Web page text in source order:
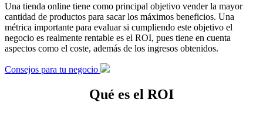
Una tienda online tiene como principal objetivo vender la mayor
cantidad de productos para sacar los máximos beneficios. Una
métrica importante para evaluar si cumpliendo este objetivo el
negocio es realmente rentable es el ROI, pues tiene en cuenta
aspectos como el coste, además de los ingresos obtenidos.
Consejos para tu negocio
Qué es el ROI